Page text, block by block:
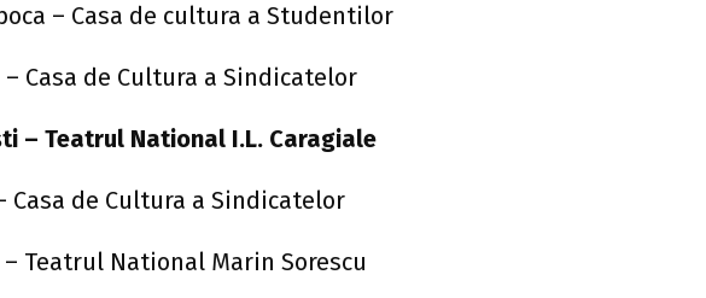
– Casa de cultura a Studentilor
Casa de Cultura a Sindicatelor
– Teatrul National I.L. Caragiale
Casa de Cultura a Sindicatelor
Teatrul National Marin Sorescu